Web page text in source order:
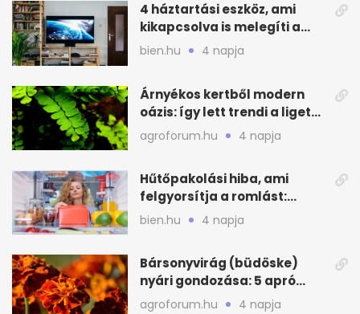
4 háztartási eszköz, ami
kikapcsolva is melegíti a
lakást
bien.hu 4 napja
Árnyékos kertből modern
oázis: így lett trendi a ligetes
zöld
agroforum.hu 4 napja
Hűtőpakolási hiba, ami
felgyorsítja a romlást:
zónákra figyelj
bien.hu 4 napja
Bársonyvirág (büdöske)
nyári gondozása: 5 apró
lépés a dús virágzásért
agroforum.hu 4 napja